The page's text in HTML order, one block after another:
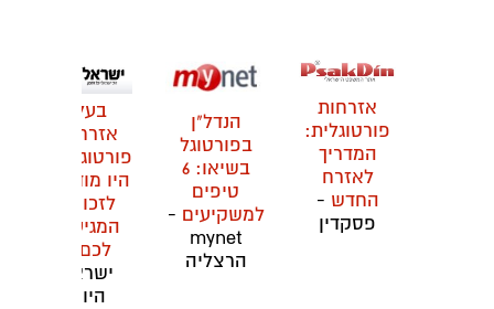
אזרחות
פורטוגלית:
המדריך
לאזרח
החדש -
פסקדין
הנדל"ן
בפורטוגל
בשיאו: 6
טיפים
למשקיעים -
mynet
הרצליה
בעלי
אזרחות
פורטוגלית?
היו מודעים
לזכויות
המגיעות
לכם
ישראל
היום